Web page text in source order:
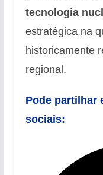
tecnologia
estratégica na
historicamente
regional.
Pode partilhar
sociais: